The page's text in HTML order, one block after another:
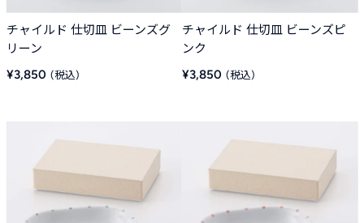
チャイルド 仕切皿 ビーンズグ
リーン
販
¥3,850
チャイルド 仕切皿 ビーンズピ
ンク
販
¥3,850